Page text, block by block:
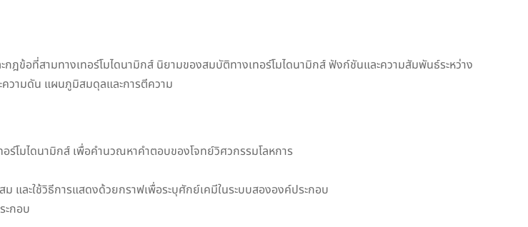
ข้อที่สามทางเทอร์โมไดนามิกส์ นิยามของสมบัติทางเทอร์โมไดนามิกส์ ฟังก์ชันและความสัมพันธ์ระหว่าง
วามดัน แผนภูมิสมดุลและการตีความ
โมไดนามิกส์ เพื่อคำนวณหาคำตอบของโจทย์วิศวกรรมโลหการ
และใช้วิธีการแสดงด้วยกราฟเพื่อระบุศักย์เคมีในระบบสององค์ประกอบ
ะกอบ